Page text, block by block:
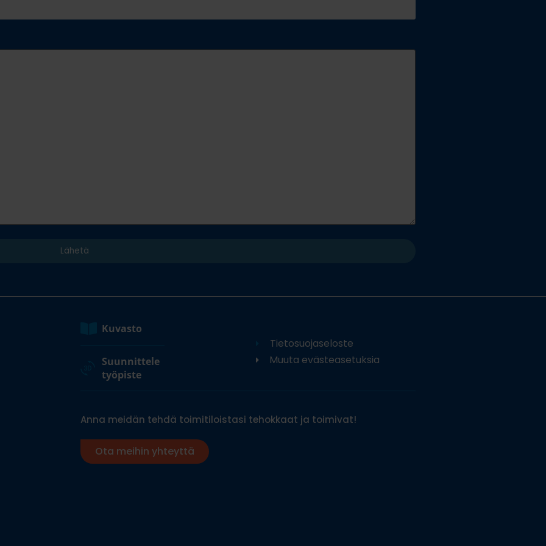
Kuvasto
Suunnittele
työpiste
Tietosuojaseloste
Muuta evästeasetuksia
Anna meidän tehdä toimitiloistasi tehokkaat ja toimivat!
Ota meihin yhteyttä